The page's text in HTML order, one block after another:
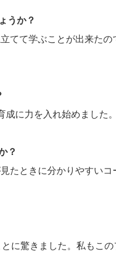
うか？
てて学ぶことが出来たの
に力を入れ始めました。
？
たときに分かりやすいコ
に驚きました。私もこ